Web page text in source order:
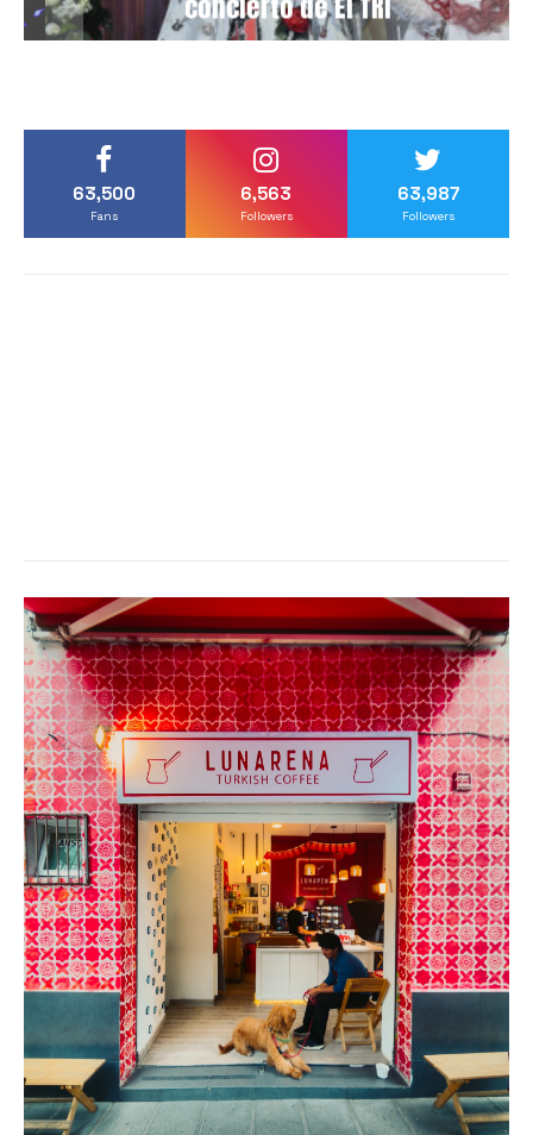
63,500
Fans
6,563
Followers
63,987
Followers